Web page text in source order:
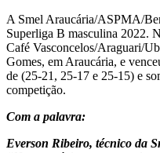
A Smel Araucária/ASPMA/
Superliga B masculina 2022.
Café Vasconcelos/Araguari/
Gomes, em Araucária, e
de (25-21, 25-17 e 25-15) e
competição.
Com a palavra:
Everson Ribeiro, técnico da